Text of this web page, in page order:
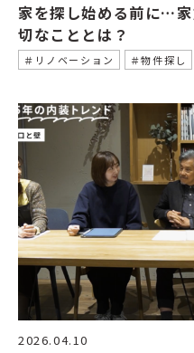
家を探し始める前に…
切なこととは？
＃リノベーション ＃物件探し
2026.04.10